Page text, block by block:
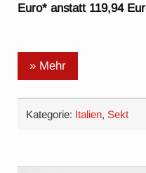
Euro* anstatt 119,94
» Mehr
Kategorie: Italien,Sekt